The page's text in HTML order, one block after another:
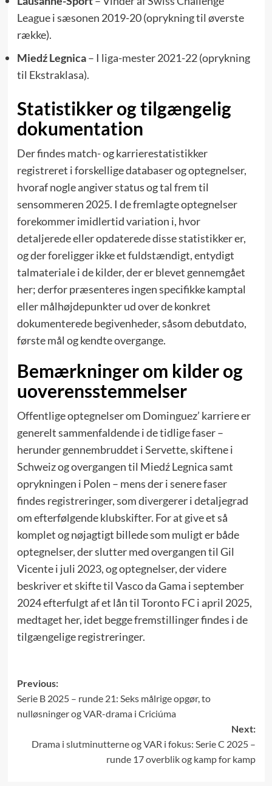
League i sæsonen 2019-20 (oprykning til øverste
række).
Miedź Legnica– I liga-mester 2021-22 (oprykning
til Ekstraklasa).
Statistikker og tilgængelig
dokumentation
Der findes match- og karrierestatistikker
registreret i forskellige databaser og optegnelser,
hvoraf nogle angiver status og tal frem til
sensommeren 2025. I de fremlagte optegnelser
forekommer imidlertid variation i, hvor
detaljerede eller opdaterede disse statistikker er,
og der foreligger ikke et fuldstændigt, entydigt
talmateriale i de kilder, der er blevet gennemgået
her; derfor præsenteres ingen specifikke kamptal
eller målhøjdepunkter ud over de konkret
dokumenterede begivenheder, såsom debutdato,
første mål og kendte overgange.
Bemærkninger om kilder og
uoverensstemmelser
Offentlige optegnelser om Dominguez’ karriere er
generelt sammenfaldende i de tidlige faser –
herunder gennembruddet i Servette, skiftene i
Schweiz og overgangen til Miedź Legnica samt
oprykningen i Polen – mens der i senere faser
findes registreringer, som divergerer i detaljegrad
om efterfølgende klubskifter. For at give et så
komplet og nøjagtigt billede som muligt er både
optegnelser, der slutter med overgangen til Gil
Vicente i juli 2023, og optegnelser, der videre
beskriver et skifte til Vasco da Gama i september
2024 efterfulgt af et lån til Toronto FC i april 2025,
medtaget her, idet begge fremstillinger findes i de
tilgængelige registreringer.
Post
navigation
Previous:
Serie B 2025 – runde 21: Seks målrige opgør, to
nulløsninger og VAR-drama i Criciúma
Next:
Drama i slutminutterne og VAR i fokus: Serie C 2025 –
runde 17 overblik og kamp for kamp